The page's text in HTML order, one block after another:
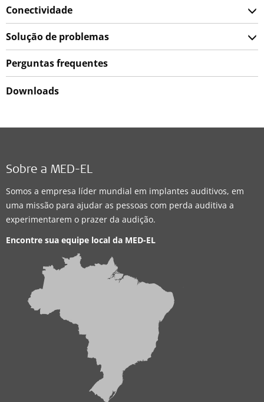
Conectividade
Solução de problemas
Perguntas frequentes
Downloads
Sobre a MED-EL
Somos a empresa líder mundial em implantes auditivos, em
uma missão para ajudar as pessoas com perda auditiva a
experimentarem o prazer da audição.
Encontre sua equipe local da MED-EL